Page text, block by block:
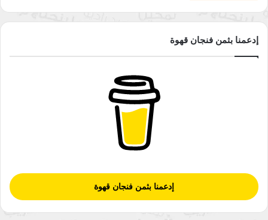
إدعمنا بثمن فنجان قهوة
إدعمنا بثمن فنجان قهوة